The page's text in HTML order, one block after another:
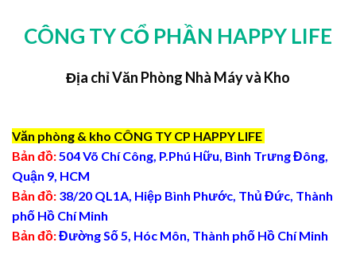
CÔNG TY CỔ PHẦN HAPPY LIFE
Địa chỉ Văn Phòng Nhà Máy và Kho
Văn phòng & kho CÔNG TY CP HAPPY LIFE
Bản đồ: 504 Võ Chí Công, P.Phú Hữu, Bình Trưng Đông,
Quận 9, HCM
Bản đồ: 38/20 QL1A, Hiệp Bình Phước, Thủ Đức, Thành
phố Hồ Chí Minh
Bản đồ:Đường Số 5, Hóc Môn, Thành phố Hồ Chí Minh